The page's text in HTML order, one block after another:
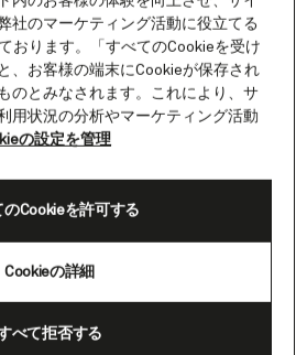
いビーチフロントとインド
張りの建物が魅力的な都市
壮大な風景、アフリカ固有
お客様をきっととりこにす
とでしょう。
ティーです。ヴィクトリ
・マーケットは、インドに
にさせてくれます。多くの
並び、お香のかぐわしい香
社のマーケティング活動に役立てる
おります。「すべてのCookieを受け
、お客様の端末にCookieが保存され
のとみなされます。これにより、サ
用状況の分析やマーケティング活動
の設定を管理
Cookieの詳細
べて拒否する
のCookieを許可する